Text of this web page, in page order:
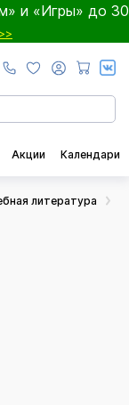
и «Игры» до 30
Акции Календари
литература